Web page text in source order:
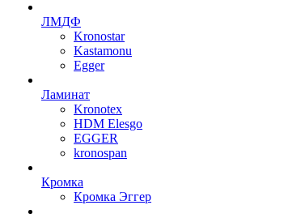
ЛМДФ
Kronostar
Kastamonu
Egger
Ламинат
Kronotex
HDM Elesgo
EGGER
kronospan
Кромка
Кромка Эггер